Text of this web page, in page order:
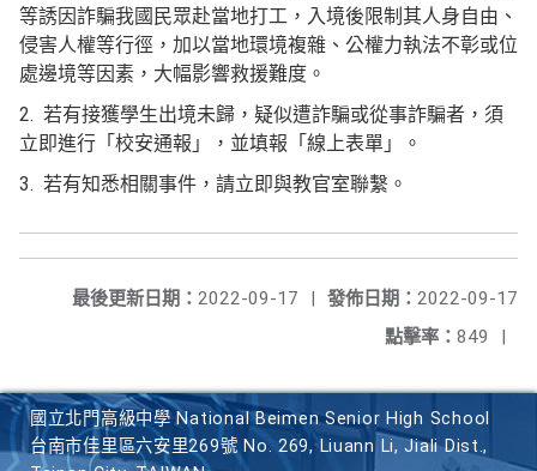
等誘因詐騙我國民眾赴當地打工，入境後限制其人身自由、
侵害人權等行徑，加以當地環境複雜、 公權力執法不彰或位
處邊境等因素，大幅影響救援難度。
2. 若有接獲學生出境未歸，疑似遭詐騙或從事詐騙者，須
立即進行「 校安通報」，並填報「線上表單」。
3. 若有知悉相關事件，請立即與教官室聯繫。
發佈日期： 2022-09-17
最後更新日期： 2022-09-17
|
點擊率： 849 |
國立北門高級中學 National Beimen Senior High School
台南市佳里區六安里269號 No. 269, Liuann Li, Jiali Dist.,